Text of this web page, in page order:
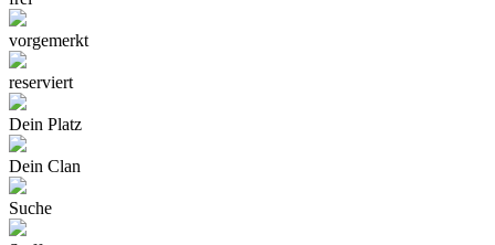
vorgemerkt
reserviert
Dein Platz
Dein Clan
Suche